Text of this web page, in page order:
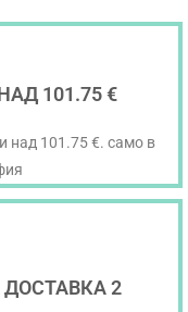
101.75 €
над 101.75 €. само в
2